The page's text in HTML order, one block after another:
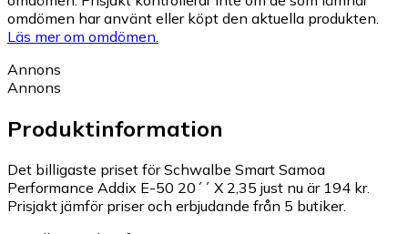
omdömen har använt eller köpt den aktuella produkten.
Läs mer om omdömen.
Annons
Annons
Produktinformation
Det billigaste priset för Schwalbe Smart Samoa
Performance Addix E-50 20´´ X 2,35 just nu är 194 kr.
Prisjakt jämför priser och erbjudande från 5 butiker.